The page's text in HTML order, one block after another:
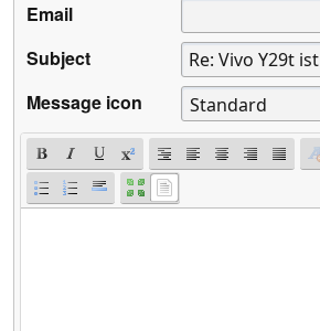
Email
Subject
Message icon